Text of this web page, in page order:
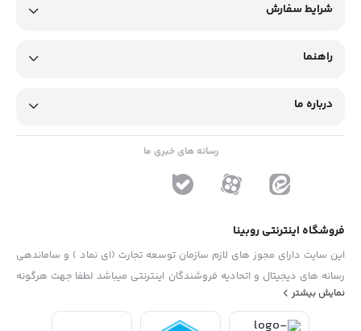
شرایط سفارش
راهنما
درباره ما
رسانه های خبری ما
فروشگاه اینترنتی روبینا
این سایت دارای مجوز های لازم سازمان توسعه تجارت (ای نماد ) و ساماندهی
رسانه های دیجیتال و اتحادیه فروشندگان اینترنتی میباشد لطفا جهت هرگونه
پیشنهاد ، انتفاد و یا شکایات از فرم "تماس با ما" استفاده نمایید . تلفن های
نمایش بیشتر